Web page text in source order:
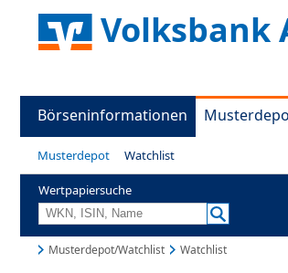
Volksbank
Börseninformationen
Musterdepot Watchlist
Wertpapiersuche
Musterdepot/Watchlist Watchlist